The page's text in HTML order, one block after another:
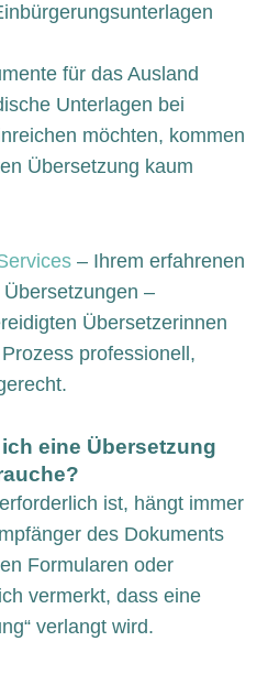
für das Ausland
Unterlagen bei
möchten, kommen
Übersetzung kaum
– Ihrem erfahrenen
–
Übersetzerinnen
professionell,
eine Übersetzung
ist, hängt immer
des Dokuments
Formularen oder
vermerkt, dass eine
verlangt wird.